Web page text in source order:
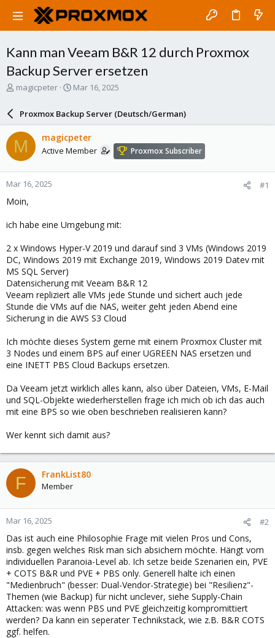
Kann man Veeam B&R 12 durch Proxmox
Backup Server ersetzen
T
a
d
s
t
a
r
t
e
magicpeter
S
r
d
a
e
Mar 16, 2025
Proxmox Backup Server (Deutsch/German)
M magicpeter
Active Member Proxmox Subscriber
Mar 16, 2025 #1
Moin,
ich habe eine Umgebung mit:
2 x Windows Hyper-V 2019 und darauf sind 3 VMs (Windows 2019
DC, Windows 2019 mit Exchange 2019, Windows 2019 Datev mit
MS SQL Server)
Datensicherung mit Veeam B&R 12
Veeam repliziert alle VMs jede Stunde und sichert auch jede
Stunde die VMs auf die NAS, weiter geht jeden Abend eine
Sicherung in die AWS S3 Cloud
Ich möchte dieses System gerne mit einem Proxmox Cluster mit
3 Nodes und einem BPS auf einer UGREEN NAS ersetzen und
eine INETT PBS Cloud Backups ersetzen.
Da Veeam jetzt wirklich alles kann, also über Dateien, VMs, E-Mail
und SQL-Objekte wiederherstellen frage ich mich ob ich das auch
mit eine BPS so wie oben beschrieben realisieren kann?
Wer kennt sich damit aus?
F FrankList80
Member
Mar 16, 2025 #2
Das ist auch eine Philosophie Frage mit vielen Pros und Cons,
insb. gegen welches Risk man sich absichern möchte. Hängt vom
individuellen Paranoia-Level ab. Ich setze beide Szenarien ein, PVE
+ COTS B&R und PVE + PBS only. Generell halte ich einen
"Medienbruch" (besser: Dual-Vendor-Strategie) bei "Resilienz"-
Themen (wie Backup) für nicht unclever, siehe Supply-Chain
Attacken: was wenn PBS und PVE gleichzeitig kompromittiert
werden? Da kann ein seperater Technikstack, wie z.B. B&R COTS
ggf. helfen.